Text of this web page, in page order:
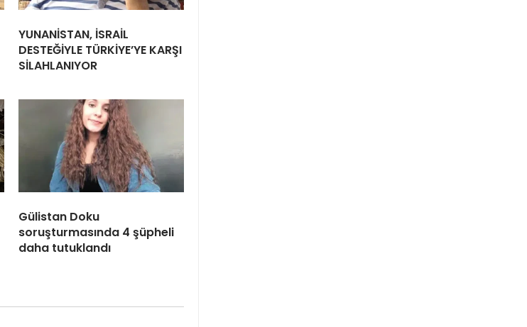
YUNANİSTAN, İSRAİL
DESTEĞİYLE TÜRKİYE’YE KARŞI
SİLAHLANIYOR
Gülistan Doku
soruşturmasında 4 şüpheli
daha tutuklandı